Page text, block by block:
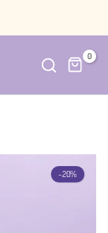
0
-20%